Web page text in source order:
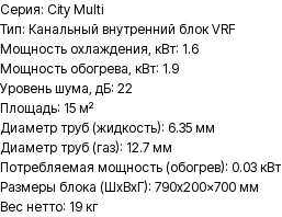
Серия: City Multi
Тип: Канальный внутренний блок VRF
Мощность охлаждения, кВт: 1.6
Мощность обогрева, кВт: 1.9
Уровень шума, дБ: 22
Площадь: 15 м²
Диаметр труб (жидкость): 6.35 мм
Диаметр труб (газ): 12.7 мм
Потребляемая мощность (обогрев): 0.03 кВт
Размеры блока (ШxВxГ): 790x200x700 мм
Вес нетто: 19 кг